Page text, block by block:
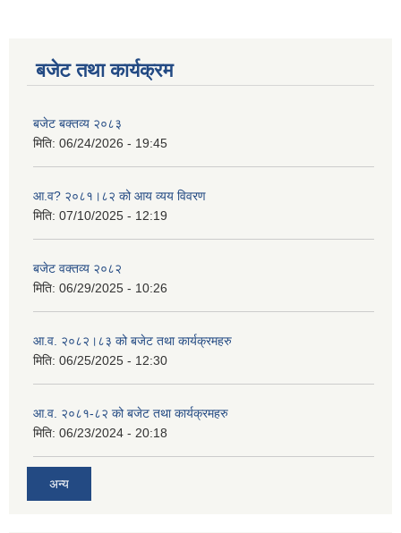
बजेट तथा कार्यक्रम
बजेट बक्तव्य २०८३
मिति: 06/24/2026 - 19:45
आ.व? २०८१।८२ को आय व्यय विवरण
मिति: 07/10/2025 - 12:19
बजेट वक्तव्य २०८२
मिति: 06/29/2025 - 10:26
आ.व. २०८२।८३ को बजेट तथा कार्यक्रमहरु
मिति: 06/25/2025 - 12:30
आ.व. २०८१-८२ को बजेट तथा कार्यक्रमहरु
मिति: 06/23/2024 - 20:18
अन्य